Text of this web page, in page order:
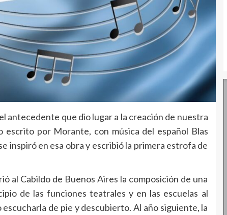
antecedente que dio lugar a la creación de nuestra
por Morante, con música del español Blas
inspiró en esa obra y escribió la primera estrofa de
al Cabildo de Buenos Aires la composición de una
de las funciones teatrales y en las escuelas al
de pie y descubierto. Al año siguiente, la